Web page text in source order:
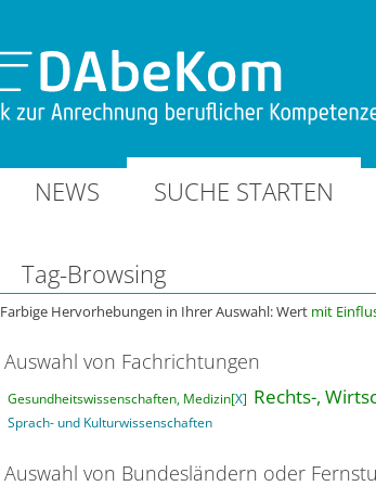
NEWS SUCHE STARTEN
Tag-Browsing
Farbige Hervorhebungen in Ihrer Auswahl: Wert mit
Auswahl von Fachrichtungen
Gesundheitswissenschaften, Medizin[X] Rechts-,
Sprach- und Kulturwissenschaften
Auswahl von Bundesländern oder